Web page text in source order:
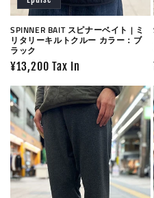
SPINNER BAIT スピナーベイト | ミ
リタリーキルトクルー カラー：ブ
ラック
Prix
¥13,200 Tax In